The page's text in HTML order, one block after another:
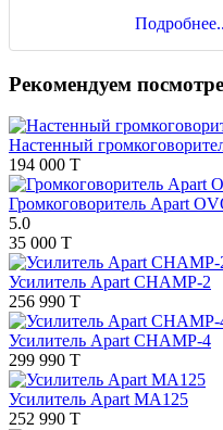
Рекомендуем
Настенный
194 000 T
Громкоговоритель Apart
5.0
35 000 T
Усилитель Apart CHAMP-2
256 990 T
Усилитель Apart CHAMP-4
299 990 T
Усилитель Apart MA125
252 990 T